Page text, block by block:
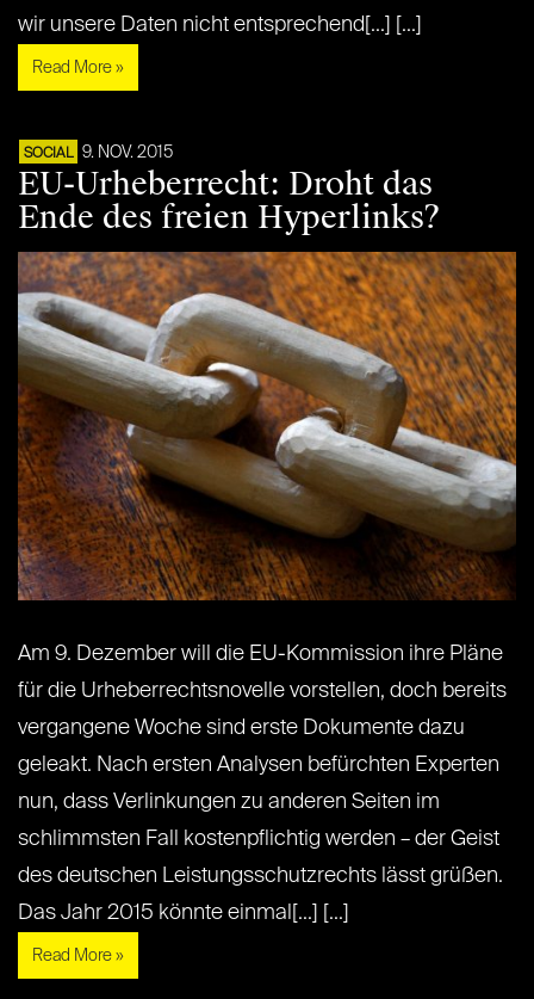
wir unsere Daten nicht entsprechend[...] [...]
Read More »
SOCIAL 9. NOV. 2015
EU-Urheberrecht: Droht das
Ende des freien Hyperlinks?
Am 9. Dezember will die EU-Kommission ihre Pläne
für die Urheberrechtsnovelle vorstellen, doch bereits
vergangene Woche sind erste Dokumente dazu
geleakt. Nach ersten Analysen befürchten Experten
nun, dass Verlinkungen zu anderen Seiten im
schlimmsten Fall kostenpflichtig werden – der Geist
des deutschen Leistungsschutzrechts lässt grüßen.
Das Jahr 2015 könnte einmal[...] [...]
Read More »